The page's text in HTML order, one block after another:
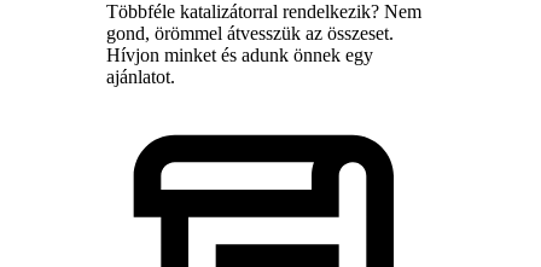
Többféle katalizátorral rendelkezik? Nem
gond, örömmel átvesszük az összeset.
Hívjon minket és adunk önnek egy
ajánlatot.